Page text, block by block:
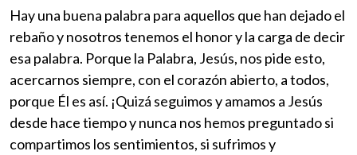
Hay una buena palabra para aquellos que han dejado el
rebaño y nosotros tenemos el honor y la carga de decir
esa palabra. Porque la Palabra, Jesús, nos pide esto,
acercarnos siempre, con el corazón abierto, a todos,
porque Él es así. ¡Quizá seguimos y amamos a Jesús
desde hace tiempo y nunca nos hemos preguntado si
compartimos los sentimientos, si sufrimos y